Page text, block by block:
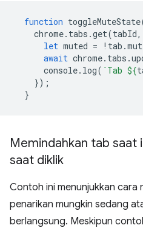
function toggleMuteState
chrome. tabs .get(tabId,
let muted = ! tab .
await chrome. tabs .
console. log( `Tab ${
});
}
Memindahkan tab saat
saat diklik
Contoh ini menunjukkan cara
penarikan mungkin sedang
berlangsung. Meskipun